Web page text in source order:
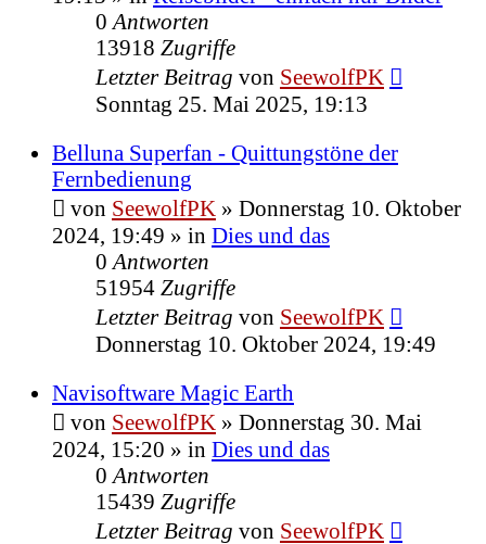
0 Antworten
13918 Zugriffe
Letzter Beitrag von SeewolfPK
Sonntag 25. Mai 2025, 19:13
Belluna Superfan - Quittungstöne der
Fernbedienung
von SeewolfPK » Donnerstag 10. Oktober
2024, 19:49 » in Dies und das
0 Antworten
51954 Zugriffe
Letzter Beitrag von SeewolfPK
Donnerstag 10. Oktober 2024, 19:49
Navisoftware Magic Earth
von SeewolfPK » Donnerstag 30. Mai
2024, 15:20 » in Dies und das
0 Antworten
15439 Zugriffe
Letzter Beitrag von SeewolfPK